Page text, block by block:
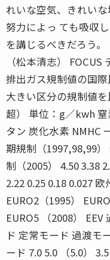
れいな空気、きれい
努力によっ ても吸収
を講じるべきだろう。
（松本清志）
排出ガス規制値の国
大きい区分の規制値
超） 単位：g／kwh 窒
タン 炭化水素 NMHC
期規制（1997,98,99
制（2005） 4.50 3.38
2.22 0.25 0.18 0.027
EURO2（1995）
EURO5 （2008）
ド 定常モード 過渡モ
ード 7.0 5.0 （5.0）